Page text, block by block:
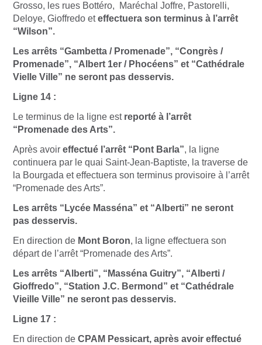
Grosso, les rues Bottéro, Maréchal Joffre, Pastorelli,
Deloye, Gioffredo eteffectuera son terminus à l’arrêt
“Wilson”.
Les arrêts “Gambetta / Promenade”, “Congrès /
Promenade”, “Albert 1er / Phocéens” et “Cathédrale
Vielle Ville” ne seront pas desservis.
Ligne 14 :
Le terminus de la ligne estreporté à l’arrêt
“Promenade des Arts”.
Après avoir effectué l’arrêt “Pont Barla”, la ligne
continuera par le quai Saint-Jean-Baptiste, la traverse de
la Bourgada et effectuera son terminus provisoire à l’arrêt
“Promenade des Arts”.
Les arrêts “Lycée Masséna” et “Alberti” ne seront
pas desservis.
En direction de Mont Boron, la ligne effectuera son
départ de l’arrêt “Promenade des Arts”.
Les arrêts “Alberti”, “Masséna Guitry”, “Alberti /
Gioffredo”, “Station J.C. Bermond” et “Cathédrale
Vieille Ville” ne seront pas desservis.
Ligne 17 :
En direction de CPAM Pessicart, après avoir effectué